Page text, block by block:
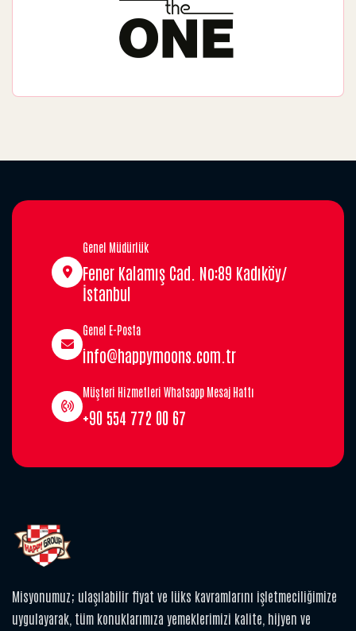
Genel Müdürlük
Fener Kalamış Cad. No:89 Kadıköy/
İstanbul
Genel E-Posta
info@happymoons.com.tr
Müşteri Hizmetleri Whatsapp Mesaj Hattı
+90 554 772 00 67
Misyonumuz; ulaşılabilir fiyat ve lüks kavramlarını işletmeciliğimize
uygulayarak, tüm konuklarımıza yemeklerimizi kalite, hijyen ve